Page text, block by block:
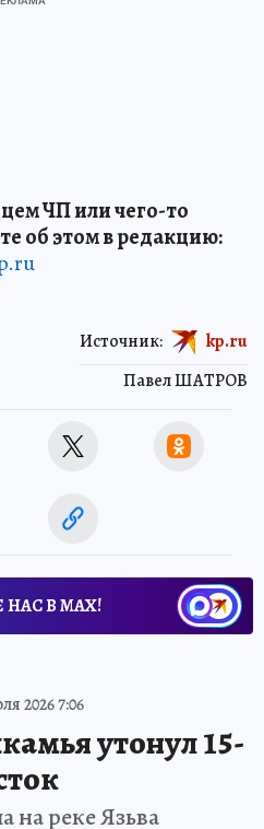
ЧП или чего-то
об этом в редакцию:
Павел ШАТРОВ
Источник: kp.ru
НАС В МАХ!
2026 7:06
утонул 15-
на реке Язьва